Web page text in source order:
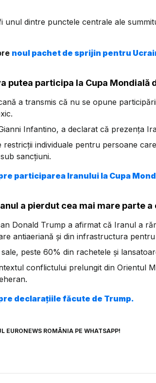
unul dintre punctele centrale ale
noul pachet de sprijin pentru
putea participa la Cupa Mondială
a transmis că nu se opune
Infantino, a declarat că prezența
restricții individuale pentru persoane
sancțiuni.
participarea Iranului la Cupa
a pierdut cea mai mare parte
Donald Trump a afirmat că Iranul a
antiaeriană și din infrastructura
peste 60% din rachetele și
conflictului prelungit din Orientul
declarațiile făcute de Trump.
EURONEWS ROMÂNIA PE WHATSAPP!